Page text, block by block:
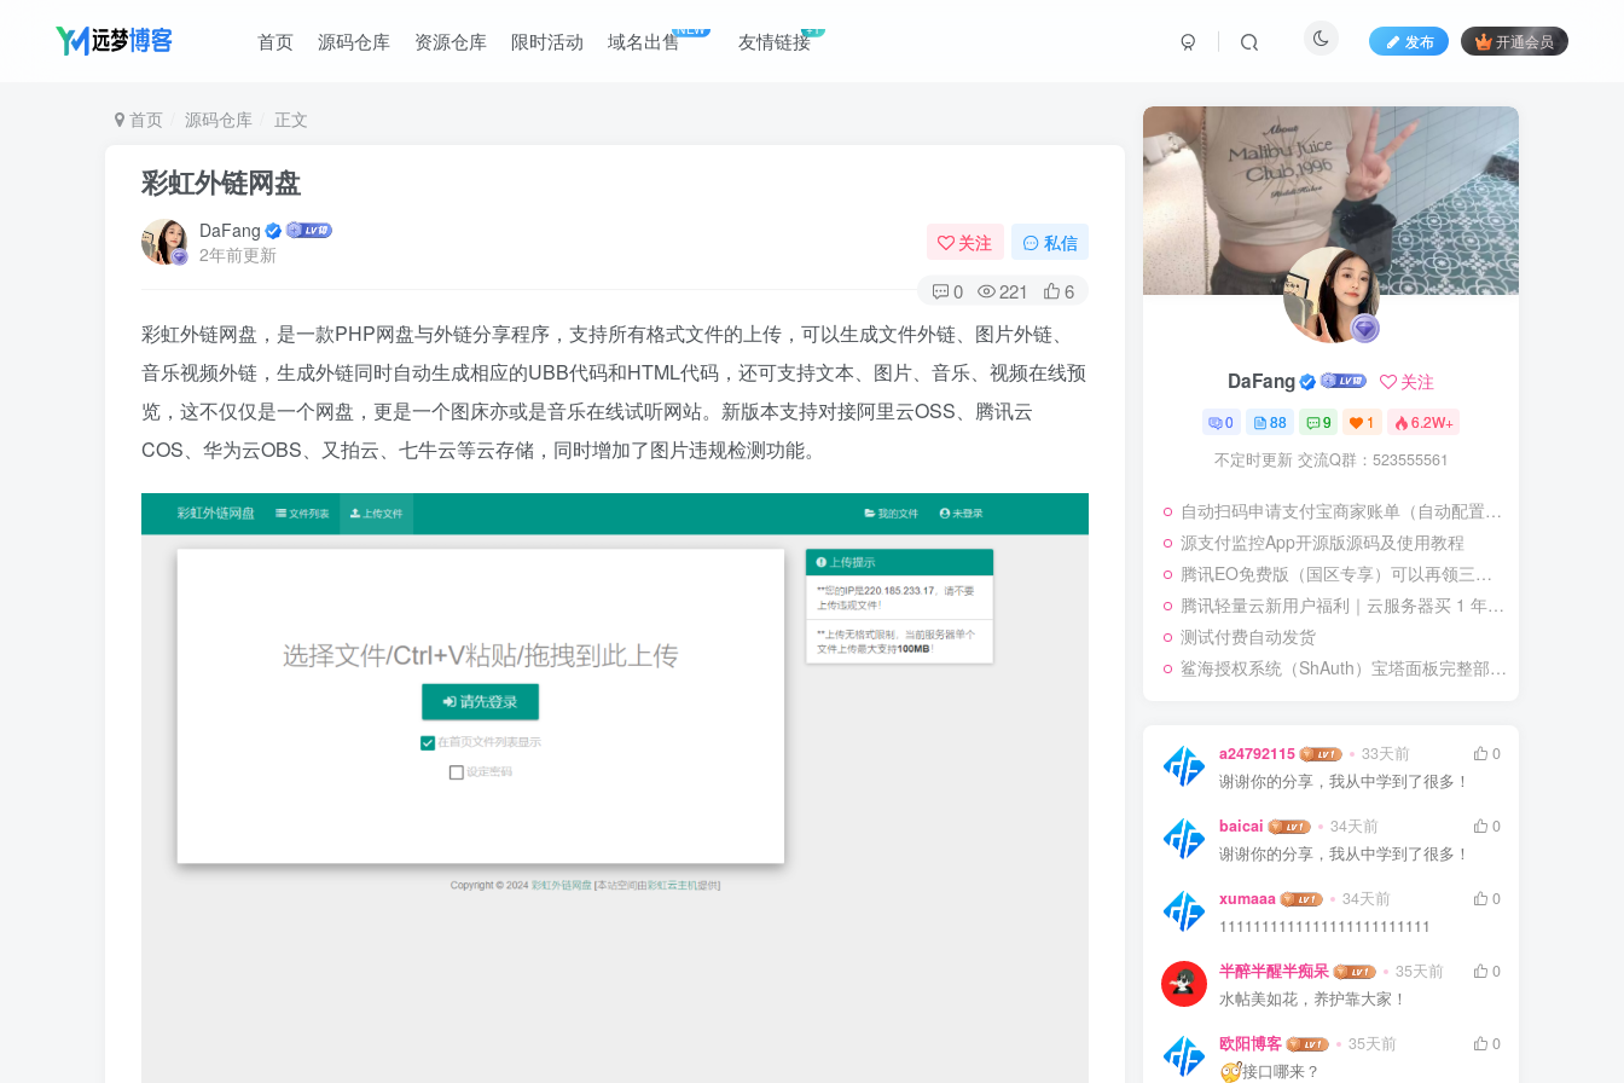
首页 源码仓库 资源仓库 限时活动 域名出售NEW 友情链接+1
发布 开通会员
首页 源码仓库 正文
彩虹外链网盘
DaFang
2年前更新
关注 私信
0 221 6
彩虹外链网盘，是一款PHP网盘与外链分享程序，支持所有格式文件的上传，可以生成文件外链、图片外链、
音乐视频外链，生成外链同时自动生成相应的UBB代码和HTML代码，还可支持文本、图片、音乐、视频在线预
览，这不仅仅是一个网盘，更是一个图床亦或是音乐在线试听网站。新版本支持对接阿里云OSS、腾讯云
COS、华为云OBS、又拍云、七牛云等云存储，同时增加了图片违规检测功能。
DaFang 关注
0 88 9 1 6.2W+
不定时更新 交流Q群：523555561
自动扫码申请支付宝商家账单（自动配置密钥 + 账单数据同步）
源支付监控App开源版源码及使用教程
腾讯EO免费版（国区专享）可以再领三个名额
腾讯轻量云新用户福利｜云服务器买 1 年送 3 个月
测试付费自动发货
鲨海授权系统（ShAuth）宝塔面板完整部署教程
a24792115 33天前
0
谢谢你的分享，我从中学到了很多！
baicai 34天前
0
谢谢你的分享，我从中学到了很多！
xumaaa 34天前
0
1111111111111111111111111
半醉半醒半痴呆 35天前
0
水帖美如花，养护靠大家！
欧阳博客 35天前
0
接口哪来？